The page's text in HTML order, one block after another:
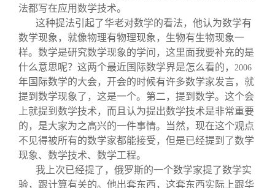
法都写在应用数学技术。
这种提法引起了华老对数学的看法，他认为数学有
数学现象，就像物理有物理现象，生物有生物现象一
样。数学是研究数学现象的学问，这里面我要补充的是
什么意思呢？这两个最近国际数学界是怎么看的， 2006
年国际数学的大会，开会的时候有许多数学家发言，就
提到数学现象了，这是一个。第二，提到数学。这个会
上就提到数学技术，而且认为提出数学技术是非常重要
的，是大家为之高兴的一件事情。当然，现在这个观点
不见得被所有的数学家都能接受，但是已经提到了数学
现象、数学技术、数学工程。
我上次已经提了，俄罗斯的一个数学家提了数学实
验，跟计算有关的。他出套东西，这套东西实际上跟华